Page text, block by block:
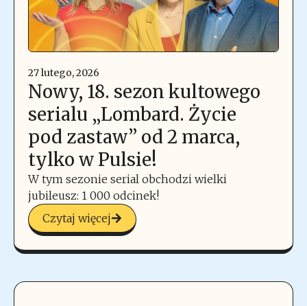
27 lutego, 2026
Nowy, 18. sezon kultowego
serialu „Lombard. Życie
pod zastaw” od 2 marca,
tylko w Pulsie!
W tym sezonie serial obchodzi wielki
jubileusz: 1 000 odcinek!
Czytaj więcej